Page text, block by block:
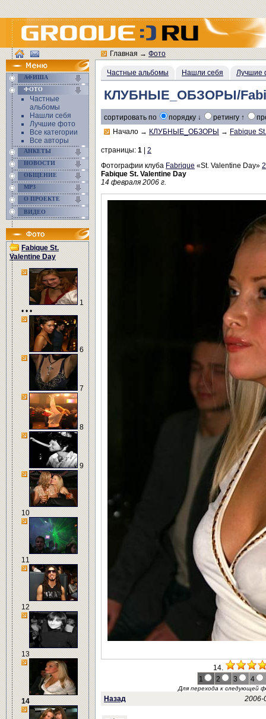
АФИША
ФОТО
Частные
альбомы
Нашли себя
Лучшие фото
Все категории
Все авторы
АНКЕТЫ
НОВОСТИ
ОБЩЕНИЕ
MP3
О ПРОЕКТЕ
ВИДЕО
Fabique St.
Valentine Day
1
• • •
6
7
8
9
10
11
12
13
14
Главная→Фото
Частные альбомы Нашли себя Лучшие
КЛУБНЫЕ_ОБЗОРЫ/
сортировать по порядку ↓ ретингу ↑
Начало → КЛУБНЫЕ_ОБЗОРЫ → Fabique
страницы: 1
2
Фотографии клуба Fabrique «St. Valentine Day»
Fabique St. Valentine Day
14 февраля 2006 г.
14.
1
2 3 4
Для перехода к следующей
Назад 2006-